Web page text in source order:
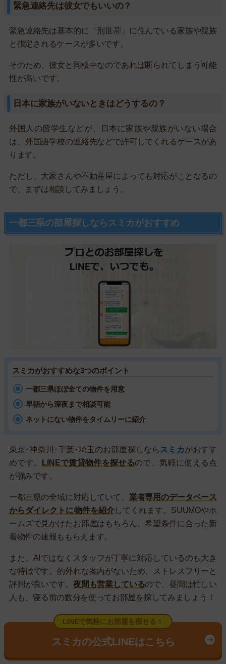
緊急連絡先は彼女でもいいの？
緊急連絡先は基本的に「別世帯」に住んでいる家族や親族
と指定されるケースが多いです。
そのため、彼女と同棲中なのであれば断られてしまう可能
性が高いです。
日本に家族がいないときはどうするの？
外国人の留学生などが、日本に家族や親族がいない場合
は、外国語学校の連絡先などで許可してくれるケースがあ
ります。
ただし、大家さんや不動産屋によっても対応がことなるの
で、まずは相談してみましょう。
一都三県の部屋探しならスミカがおすすめ
スミカがおすすめな3つのポイント
一都三県ほぼ全ての物件を用意
早朝から深夜まで相談可能
ネットにない物件をタイムリーに紹介
東京･神奈川･千葉･埼玉のお部屋探しなら スミカがおすす
めです。
LINEで賃貸物件を探せるので、気軽に使える点
が強みです。
一都三県の全域に対応していて、 業者専用のデータベース
からダイレクトに物件を紹介してくれます。SUUMOやホ
ームズで見かけたお部屋はもちろん、希望条件に合った新
着物件の速報ももらえます。
また、AIではなくスタッフが丁寧に対応しているのも大き
な特徴です。的外れな案内がないため、ストレスフリーと
評判が良いです。 夜間も営業しているので、昼間は忙しい
人も、寝る前の数分を使ってお部屋を探してみましょう！
LINEで気軽にお部屋を探せる！
スミカの公式LINEはこちら